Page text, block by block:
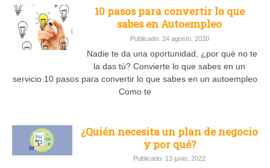
10 pasos para convertir lo que
sabes en Autoempleo
Publicado: 24 agosto, 2020
Nadie te da una oportunidad, ¿por qué no te
la das tú? Convierte lo que sabes en un
servicio.10 pasos para convertir lo que sabes en un autoempleo
Como te
¿Quién necesita un plan de negocio
y por qué?
Publicado: 13 junio, 2022